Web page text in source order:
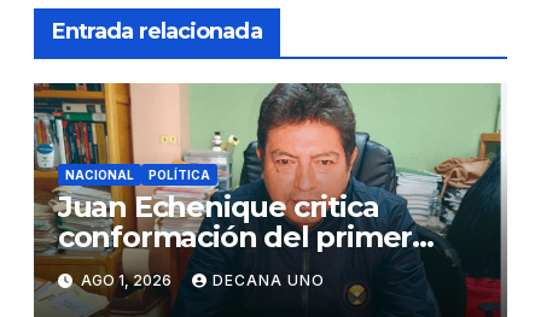
Entrada relacionada
NACIONAL POLÍTICA
Juan Echenique critica
conformación del primer
gabinete ministerial de Keiko
Fujimori
AGO 1, 2026 DECANA UNO